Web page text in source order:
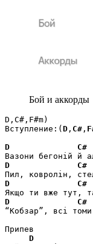
Бой и аккорды
D,C#,F#m)
Вступление:( D , C# ,
D
C#
D
C#
D
C#
D
C#
“Кобзар”, всі
Припев
D